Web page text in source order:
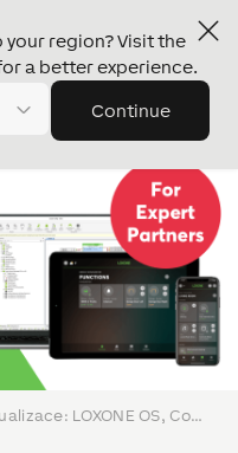
region? Visit the
a better experience.
Continue
Aktualizace: LOXONE OS, Config, App 9.3